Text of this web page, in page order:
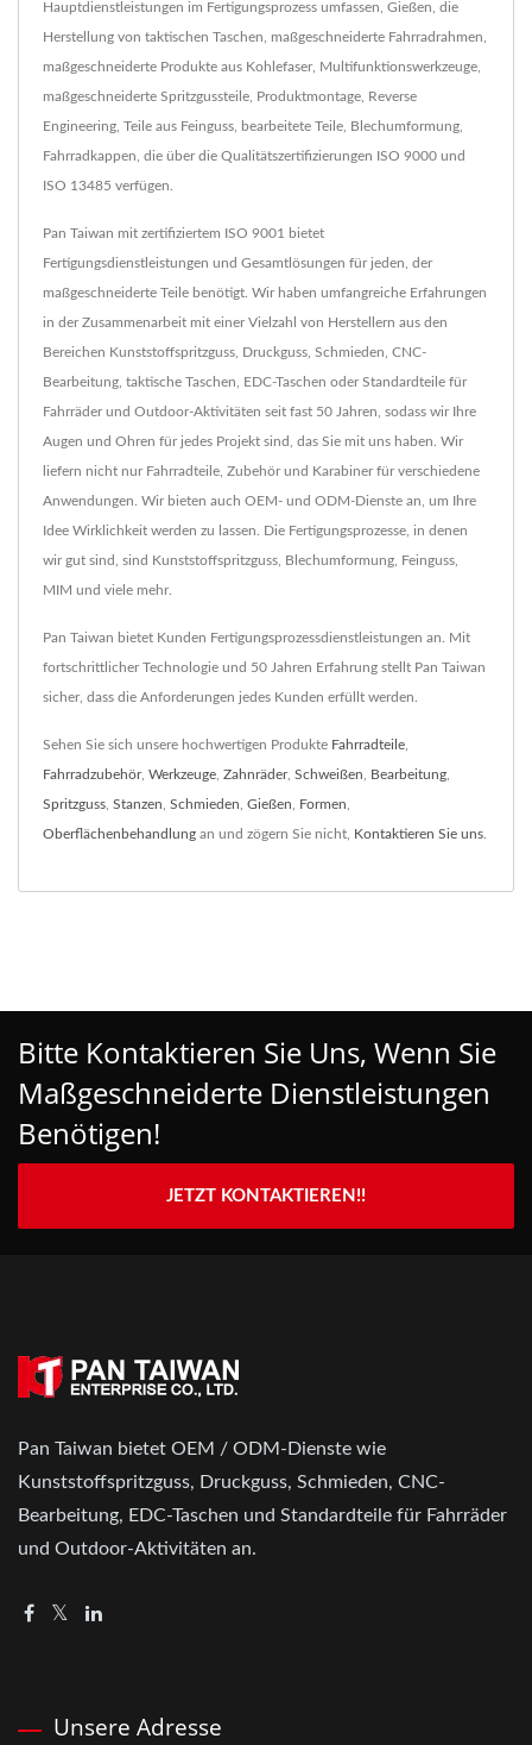
Hauptdienstleistungen im Fertigungsprozess umfassen, Gießen, die
Herstellung von taktischen Taschen, maßgeschneiderte Fahrradrahmen,
maßgeschneiderte Produkte aus Kohlefaser, Multifunktionswerkzeuge,
maßgeschneiderte Spritzgussteile, Produktmontage, Reverse
Engineering, Teile aus Feinguss, bearbeitete Teile, Blechumformung,
Fahrradkappen, die über die Qualitätszertifizierungen ISO 9000 und
ISO 13485 verfügen.
Pan Taiwan mit zertifiziertem ISO 9001 bietet
Fertigungsdienstleistungen und Gesamtlösungen für jeden, der
maßgeschneiderte Teile benötigt. Wir haben umfangreiche Erfahrungen
in der Zusammenarbeit mit einer Vielzahl von Herstellern aus den
Bereichen Kunststoffspritzguss, Druckguss, Schmieden, CNC-
Bearbeitung, taktische Taschen, EDC-Taschen oder Standardteile für
Fahrräder und Outdoor-Aktivitäten seit fast 50 Jahren, sodass wir Ihre
Augen und Ohren für jedes Projekt sind, das Sie mit uns haben. Wir
liefern nicht nur Fahrradteile, Zubehör und Karabiner für verschiedene
Anwendungen. Wir bieten auch OEM- und ODM-Dienste an, um Ihre
Idee Wirklichkeit werden zu lassen. Die Fertigungsprozesse, in denen
wir gut sind, sind Kunststoffspritzguss, Blechumformung, Feinguss,
MIM und viele mehr.
Pan Taiwan bietet Kunden Fertigungsprozessdienstleistungen an. Mit
fortschrittlicher Technologie und 50 Jahren Erfahrung stellt Pan Taiwan
sicher, dass die Anforderungen jedes Kunden erfüllt werden.
Sehen Sie sich unsere hochwertigen Produkte Fahrradteile,
Fahrradzubehör, Werkzeuge, Zahnräder, Schweißen, Bearbeitung,
Spritzguss, Stanzen, Schmieden, Gießen, Formen,
Oberflächenbehandlung an und zögern Sie nicht, Kontaktieren Sie uns.
Bitte Kontaktieren Sie Uns, Wenn Sie
Maßgeschneiderte Dienstleistungen
Benötigen!
JETZT KONTAKTIEREN!!
Pan Taiwan bietet OEM / ODM-Dienste wie
Kunststoffspritzguss, Druckguss, Schmieden, CNC-
Bearbeitung, EDC-Taschen und Standardteile für Fahrräder
und Outdoor-Aktivitäten an.
Unsere Adresse